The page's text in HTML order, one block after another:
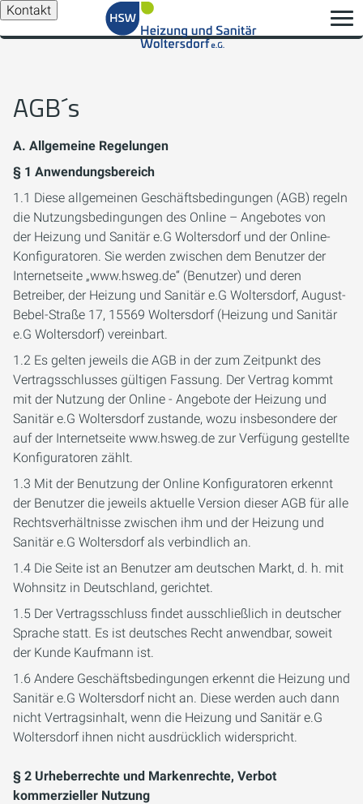
Kontakt
AGB´s
A. Allgemeine Regelungen
§ 1 Anwendungsbereich
1.1 Diese allgemeinen Geschäftsbedingungen (AGB) regeln
die Nutzungsbedingungen des Online – Angebotes von
der Heizung und Sanitär e.G Woltersdorf und der Online-
Konfiguratoren. Sie werden zwischen dem Benutzer der
Internetseite „www.hsweg.de“ (Benutzer) und deren
Betreiber, der Heizung und Sanitär e.G Woltersdorf, August-
Bebel-Straße 17, 15569 Woltersdorf (Heizung und Sanitär
e.G Woltersdorf) vereinbart.
1.2 Es gelten jeweils die AGB in der zum Zeitpunkt des
Vertragsschlusses gültigen Fassung. Der Vertrag kommt
mit der Nutzung der Online - Angebote der Heizung und
Sanitär e.G Woltersdorf zustande, wozu insbesondere der
auf der Internetseite www.hsweg.de zur Verfügung gestellte
Konfiguratoren zählt.
1.3 Mit der Benutzung der Online Konfiguratoren erkennt
der Benutzer die jeweils aktuelle Version dieser AGB für alle
Rechtsverhältnisse zwischen ihm und der Heizung und
Sanitär e.G Woltersdorf als verbindlich an.
1.4 Die Seite ist an Benutzer am deutschen Markt, d. h. mit
Wohnsitz in Deutschland, gerichtet.
1.5 Der Vertragsschluss findet ausschließlich in deutscher
Sprache statt. Es ist deutsches Recht anwendbar, soweit
der Kunde Kaufmann ist.
1.6 Andere Geschäftsbedingungen erkennt die Heizung und
Sanitär e.G Woltersdorf nicht an. Diese werden auch dann
nicht Vertragsinhalt, wenn die Heizung und Sanitär e.G
Woltersdorf ihnen nicht ausdrücklich widerspricht.
§ 2 Urheberrechte und Markenrechte, Verbot
kommerzieller Nutzung